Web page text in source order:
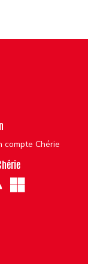
compte Chérie